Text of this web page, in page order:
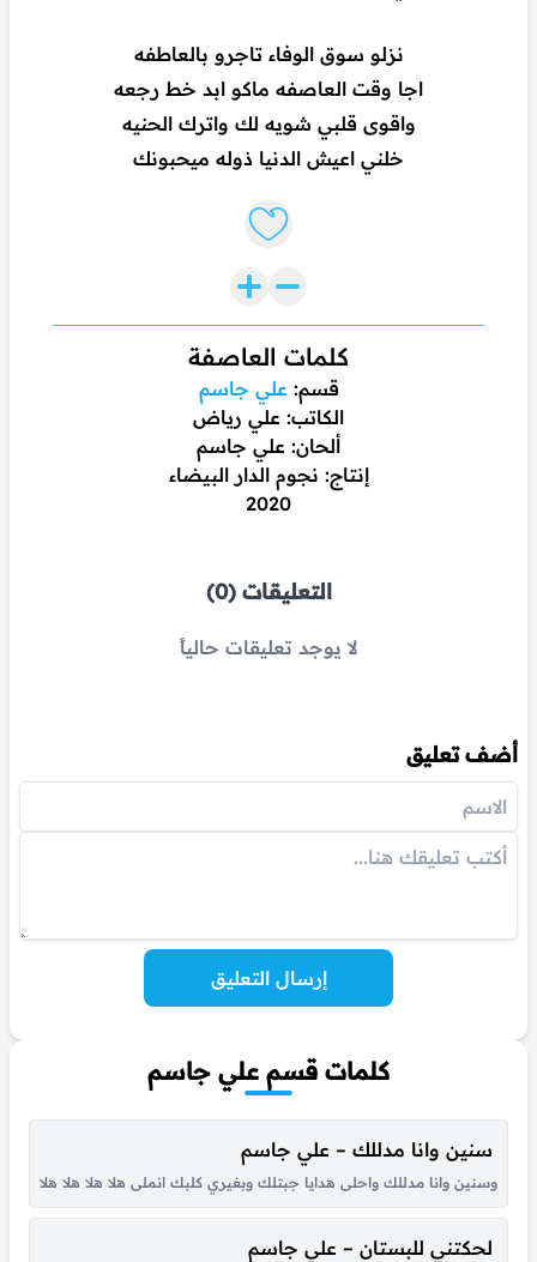
نزلو سوق الوفاء تاجرو بالعاطفه
اجا وقت العاصفه ماكو ابد خط رجعه
واقوى قلبي شويه لك واترك الحنيه
خلني اعيش الدنيا ذوله ميحبونك
Like lyrics
كلمات العاصفة
قسم: علي جاسم
الكاتب: علي رياض
ألحان: علي جاسم
إنتاج: نجوم الدار البيضاء
2020
التعليقات (0)
لا يوجد تعليقات حالياً
أضف تعليق
إرسال التعليق
كلمات قسم علي جاسم
سنين وانا مدللك – علي جاسم
وسنين وانا مدللك واحلى هدايا جبتلك وبغيري كلبك انملى هلا هلا هلا هلا اي
لحكتني للبستان – علي جاسم